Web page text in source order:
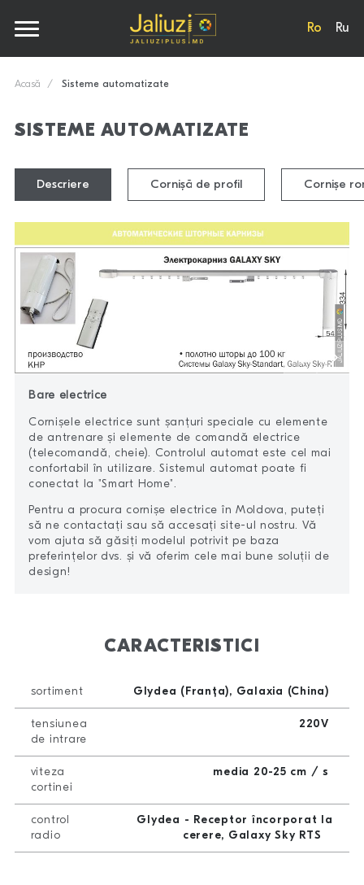
Ro Ru
Acasă Sisteme automatizate
SISTEME AUTOMATIZATE
Descriere Cornișă de profil Cornișe
Bare electrice
Cornișele electrice sunt șanțuri speciale cu elemente
de antrenare și elemente de comandă electrice
(telecomandă, cheie). Controlul automat este cel mai
confortabil în utilizare. Sistemul automat poate fi
conectat la "Smart Home".
Pentru a procura cornișe electrice în Moldova, puteți
să ne contactați sau să accesați site-ul nostru. Vă
vom ajuta să găsiți modelul potrivit pe baza
preferințelor dvs. și vă oferim cele mai bune soluții de
design!
CARACTERISTICI
sortiment Glydea (Franța), Galaxia (China)
tensiunea
de intrare
220V
viteza
cortinei
media 20-25 cm / s
control
radio
Glydea - Receptor încorporat la
cerere, Galaxy Sky RTS